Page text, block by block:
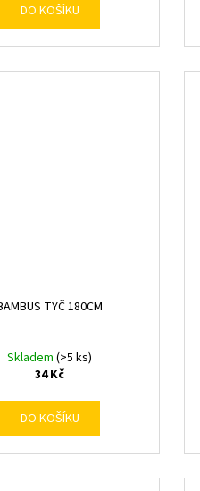
DO KOŠÍKU
TYČ 180CM
Skladem(>5 ks)
34 Kč
DO KOŠÍKU